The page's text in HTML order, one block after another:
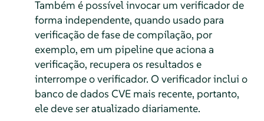
Também é possível invocar um verificador de
forma independente, quando usado para
verificação de fase de compilação, por
exemplo, em um pipeline que aciona a
verificação, recupera os resultados e
interrompe o verificador. O verificador inclui o
banco de dados CVE mais recente, portanto,
ele deve ser atualizado diariamente.